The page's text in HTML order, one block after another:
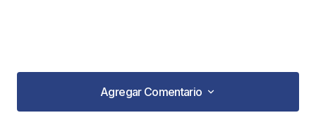
Agregar Comentario
Agregar Comentario